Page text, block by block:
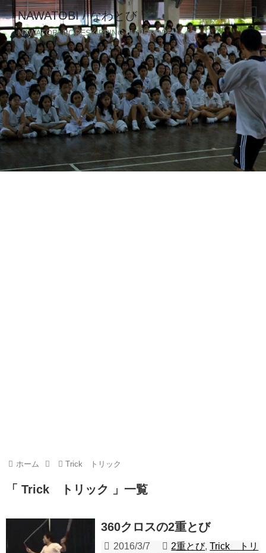
NAWATOBI / なわとび
NAWATOBI ROPESKIPPING JUMPROPE
ホーム Trick トリック
「 Trick トリック 」一覧
360クロスの2重とび
2016/3/7 2重とび,Trick トリ